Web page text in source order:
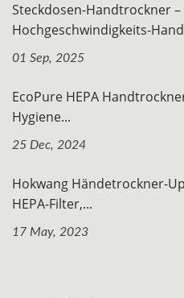
Steckdosen-Handtrockner
Hochgeschwindigkeits-
01 Sep, 2025
EcoPure HEPA
Hygiene...
25 Dec, 2024
Hokwang Händetrockner-
HEPA-Filter,...
17 May, 2023